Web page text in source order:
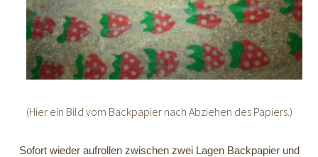
(Hier ein Bild vom Backpapier nach Abziehen des Papiers.)
Sofort wieder aufrollen zwischen zwei Lagen Backpapier und